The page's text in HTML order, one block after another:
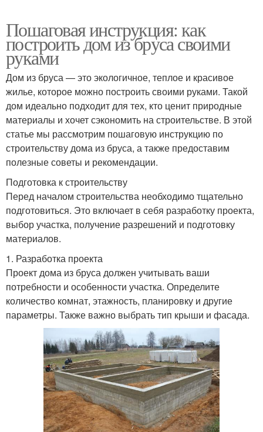
Пошаговая инструкция: как
построить дом из бруса своими
руками
Дом из бруса — это экологичное, теплое и красивое
жилье, которое можно построить своими руками. Такой
дом идеально подходит для тех, кто ценит природные
материалы и хочет сэкономить на строительстве. В этой
статье мы рассмотрим пошаговую инструкцию по
строительству дома из бруса, а также предоставим
полезные советы и рекомендации.
Подготовка к строительству
Перед началом строительства необходимо тщательно
подготовиться. Это включает в себя разработку проекта,
выбор участка, получение разрешений и подготовку
материалов.
1. Разработка проекта
Проект дома из бруса должен учитывать ваши
потребности и особенности участка. Определите
количество комнат, этажность, планировку и другие
параметры. Также важно выбрать тип крыши и фасада.